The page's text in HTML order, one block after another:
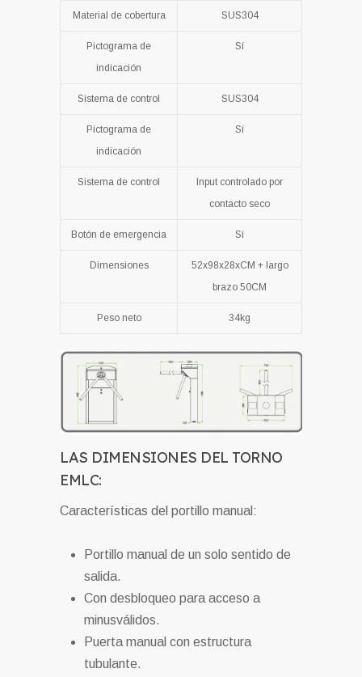
Material de cobertura SUS304
Pictograma de
indicación
Sí
Sistema de control SUS304
Pictograma de
indicación
Sí
Sistema de control
Input controlado por
contacto seco
Botón de emergencia Sí
Dimensiones
52x98x28xCM + largo
brazo 50CM
Peso neto 34kg
LAS DIMENSIONES DEL TORNO
EMLC:
Características del portillo manual:
Portillo manual de un solo sentido de
salida.
Con desbloqueo para acceso a
minusválidos.
Puerta manual con estructura
tubulante.